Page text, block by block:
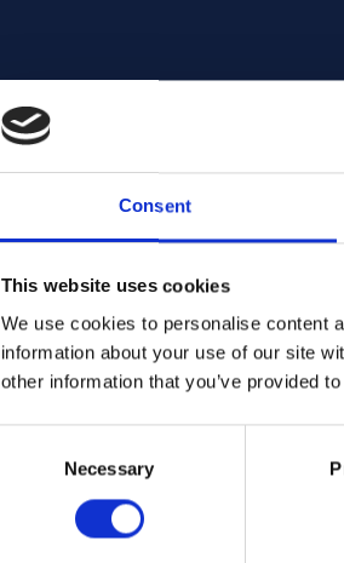
Consent
This website uses cookies
We use cookies to personalise content
information about your use of our site
other information that you’ve provided
Necessary